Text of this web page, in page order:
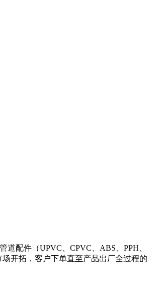
配件（UPVC、CPVC、ABS、PPH、
开拓，客户下单直至产品出厂全过程的